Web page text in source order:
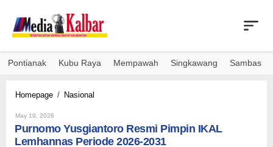
content
Pontianak Kubu Raya Mempawah Singkawang Sambas
Homepage / Nasional
Pimpin
IKAL
May 19, 2026
Purnomo Yusgiantoro Resmi Pimpin IKAL
Lemhannas Periode 2026-2031